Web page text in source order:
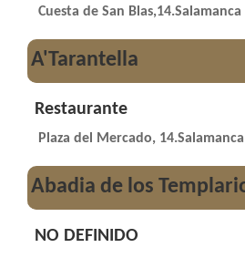
Cuesta de San Blas,14.Salamanca
A'Tarantella
Restaurante
Plaza del Mercado,
Abadia de los
NO DEFINIDO